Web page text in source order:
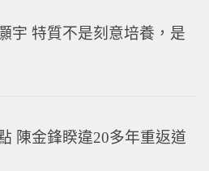
宇 特質不是刻意培養，是
陳金鋒睽違20多年重返道